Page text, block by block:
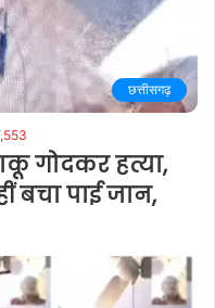
छत्तीसगढ़
गोदकर हत्या,
बचा पाई जान,